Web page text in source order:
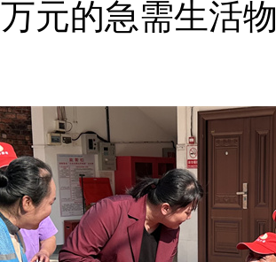
万元的急需生活